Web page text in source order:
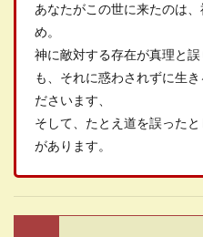
あなたがこの世に来たのは
め。
神に敵対する存在が真理と
も、それに惑わされずに生
ださいます、
そして、たとえ道を誤った
があります。